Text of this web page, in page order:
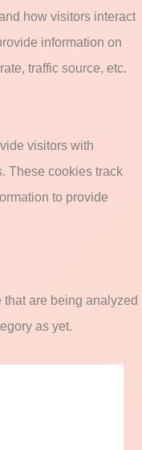
how visitors interact
information on
traffic source, etc.
visitors with
These cookies track
to provide
are being analyzed
as yet.